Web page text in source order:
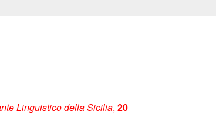
Linguistico della Sicilia,20